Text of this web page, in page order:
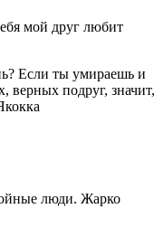
мой друг любит
Если ты умираешь и
верных подруг, значит,
люди. Жарко